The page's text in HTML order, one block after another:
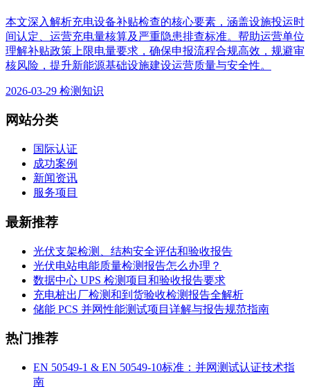
本文深入解析充电设备补贴检查的核心要素，涵盖设施投运时
间认定、运营充电量核算及严重隐患排查标准。帮助运营单位
理解补贴政策上限电量要求，确保申报流程合规高效，规避审
核风险，提升新能源基础设施建设运营质量与安全性。
2026-03-29 检测知识
网站分类
国际认证
成功案例
新闻资讯
服务项目
最新推荐
光伏支架检测、结构安全评估和验收报告
光伏电站电能质量检测报告怎么办理？
数据中心 UPS 检测项目和验收报告要求
充电桩出厂检测和到货验收检测报告全解析
储能 PCS 并网性能测试项目详解与报告规范指南
热门推荐
EN 50549-1 & EN 50549-10标准：并网测试认证技术指
南